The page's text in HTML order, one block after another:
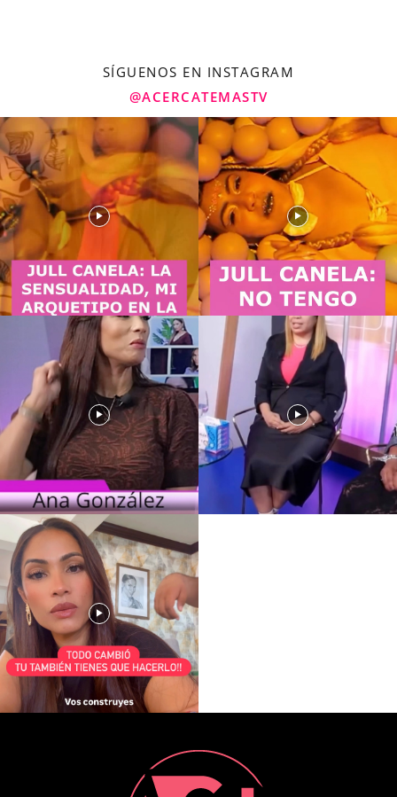
SÍGUENOS EN INSTAGRAM
@ACERCATEMASTV